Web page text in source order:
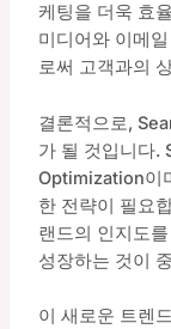
케팅을 더욱 효
미디어와 이메
로써 고객과의
결론적으로,
가 될 것입니다.
Optimization이
한 전략이 필요
랜드의 인지도
성장하는 것이
이 새로운 트렌